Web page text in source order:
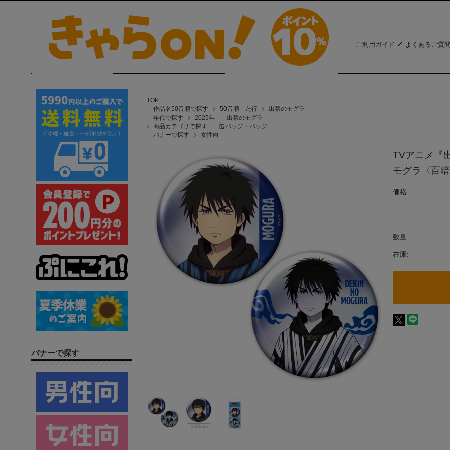
ご利用ガイド よくあるご質
TOP
作品名50音順で探す
50音順 た行
出禁のモグラ
年代で探す
2025年
出禁のモグラ
商品カテゴリで探す
缶バッジ・バッジ
バナーで探す
女性向
TVアニメ『
モグラ〈百
価格:
数量:
在庫:
バナーで探す